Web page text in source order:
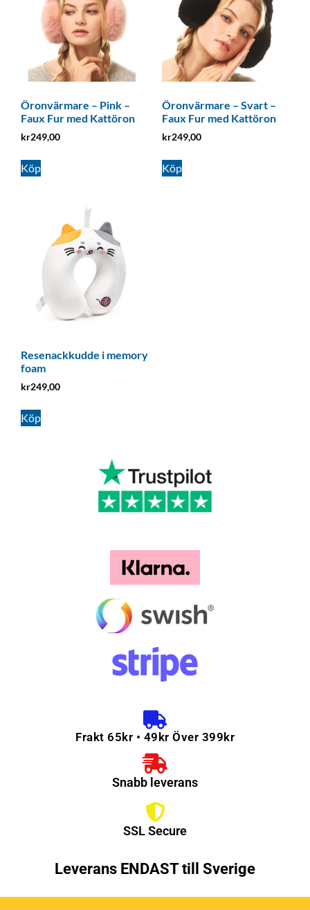
Öronvärmare – Pink –
Faux Fur med Kattöron
kr249,00
Köp
Öronvärmare – Svart –
Faux Fur med Kattöron
kr249,00
Köp
Resenackkudde i memory
foam
kr249,00
Köp
Frakt 65kr • 49kr Över 399kr
Snabb leverans
SSL Secure
Leverans ENDAST till Sverige